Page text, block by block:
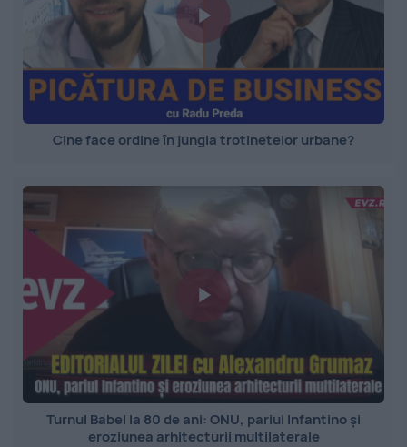
Cine face ordine în jungla trotinetelor urbane?
Turnul Babel la 80 de ani: ONU, pariul Infantino și
eroziunea arhitecturii multilaterale